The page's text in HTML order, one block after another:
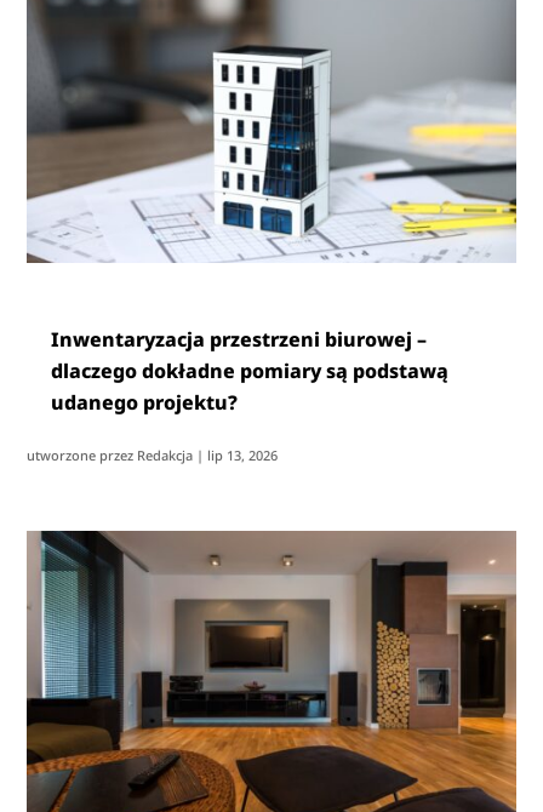
Inwentaryzacja przestrzeni biurowej –
dlaczego dokładne pomiary są podstawą
udanego projektu?
utworzone przez Redakcja | lip 13, 2026